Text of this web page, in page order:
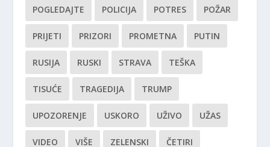
POGLEDAJTE POLICIJA POTRES POŽAR
PRIJETI PRIZORI PROMETNA PUTIN
RUSIJA RUSKI STRAVA TEŠKA
TISUĆE TRAGEDIJA TRUMP
UPOZORENJE USKORO UŽIVO UŽAS
VIDEO VIŠE ZELENSKI ČETIRI